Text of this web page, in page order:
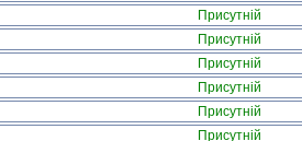
Присутній
Присутній
Присутній
Присутній
Присутній
Присутній